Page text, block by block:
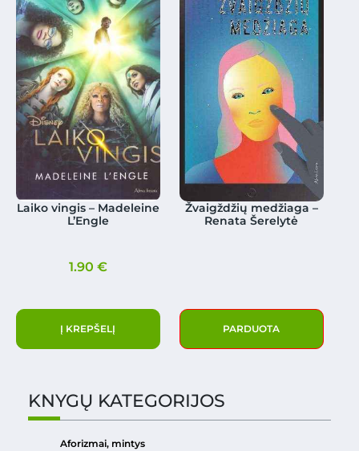
Laiko vingis – Madeleine
L’Engle
1.90 €
Į KREPŠELĮ
Žvaigždžių medžiaga –
Renata Šerelytė
PARDUOTA
KNYGŲ KATEGORIJOS
Aforizmai, mintys